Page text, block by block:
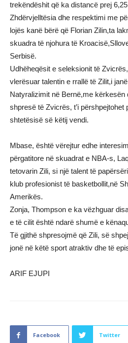
trekëndëshit që ka distancë prej
Zhdërvjelltësia dhe respektimi me
lojës kanë bërë që Florian Zilin,ta
skuadra të njohura të
Serbisë.
Udhëheqësit e seleksionit të
vlerësuar talentin e rrallë të Zilit,i
Natyralizimit në Bernë,me kërkesën
shpresë të Zvicrës, t’i përshpejtohet
shtetësisë së këtij vendi.
Mbase, është vërejtur edhe
përgatitore në skuadrat e NBA-s,
tetovarin Zili, si një talent të
klub profesionist të basketbollit,në
Amerikës.
Zonja, Thompson e ka vëzhguar
e të cilit është ndarë shumë e
Të gjithë shpresojmë që Zili, së
jonë në këtë sport atraktiv dhe të
ARIF EJUPI
Facebook Twitter